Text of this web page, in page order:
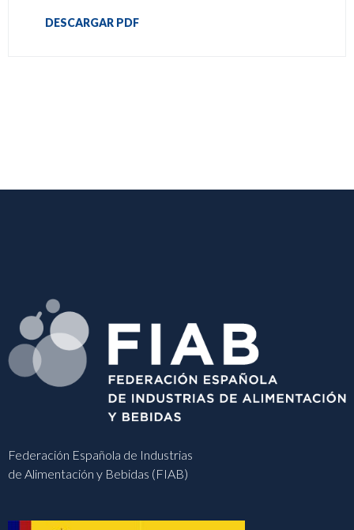
DESCARGAR PDF
Federación Española de Industrias
de Alimentación y Bebidas (FIAB)